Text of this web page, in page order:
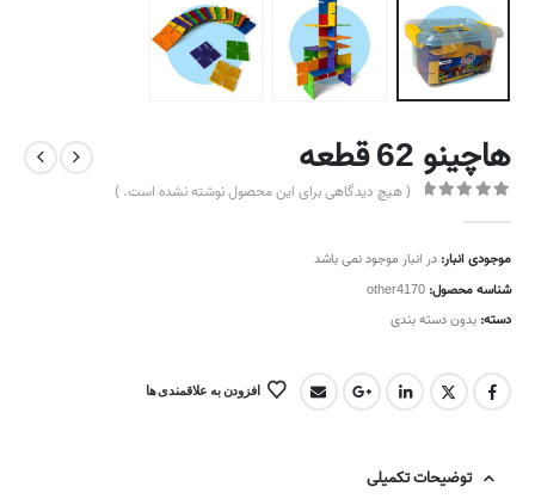
هاچینو 62 قطعه
( هیچ دیدگاهی برای این محصول نوشته نشده است. )
موجودی انبار: در انبار موجود نمی باشد
شناسه محصول: other4170
دسته: بدون دسته بندی
افزودن به علاقمندی ها
توضیحات تکمیلی